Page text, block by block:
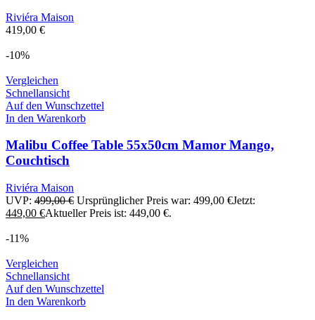
Riviéra Maison
419,00 €
-10%
Vergleichen
Schnellansicht
Auf den Wunschzettel
In den Warenkorb
Malibu Coffee Table 55x50cm Mamor Mango,
Couchtisch
Riviéra Maison
UVP: 499,00€ Ursprünglicher Preis war: 499,00 €Jetzt:
449,00 €Aktueller Preis ist: 449,00 €.
-11%
Vergleichen
Schnellansicht
Auf den Wunschzettel
In den Warenkorb